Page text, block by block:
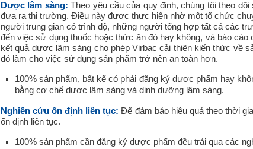
Dược lâm sàng: Theo yêu cầu của quy định, chúng tôi theo
đưa ra thị trường. Điều này được thực hiện nhờ một tổ chức
người trung gian có trình độ, những người tổng hợp tất cả các
đến việc sử dụng thuốc hoặc thức ăn đó hay không, và báo
kết quả dược lâm sàng cho phép Virbac cải thiện kiến thức về
đó làm cho việc sử dụng sản phẩm trở nên an toàn hơn.
100% sản phẩm, bất kể có phải đăng ký dược phẩm hay
bằng cơ chế dược lâm sàng và dinh dưỡng lâm sàng.
Nghiên cứu ổn định liên tục: Để đảm bảo hiệu quả theo thời
ổn định liên tục.
100% sản phẩm cần đăng ký dược phẩm đều trải qua các